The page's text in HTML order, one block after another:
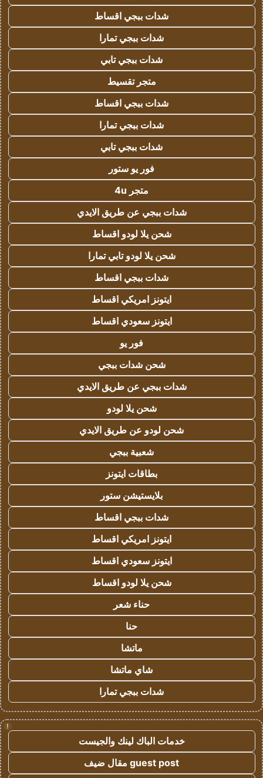
شدات ببجي اقساط
شدات ببجي تمارا
شدات ببجي تابي
متجر تقسيط
شدات ببجي اقساط
شدات ببجي تمارا
شدات ببجي تابي
فور يو ستور
متجر 4u
شدات ببجي عن طريق الايدي
شحن يلا لودو اقساط
شحن يلا لودو تابي تمارا
شدات ببجي اقساط
ايتونز امريكي اقساط
ايتونز سعودي اقساط
فور يو
شحن شدات ببجي
شدات ببجي عن طريق الايدي
شحن يلا لودو
شحن لودو عن طريق الايدي
شعبية ببجي
بطاقات ايتونز
بلايستيشن ستور
شدات ببجي اقساط
ايتونز امريكي اقساط
ايتونز سعودي اقساط
شحن يلا لودو اقساط
حناء شعر
حنا
ماتشا
شاي ماتشا
شدات ببجي تمارا
!
خدمات الباك لينك والجيست
guest post مقال ضيف